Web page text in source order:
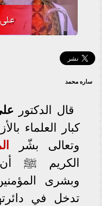
ساره محمد
قال الدكتور
كبار العلماء
وتعالى بشّر
الكريم ﷺ أن
وبشرى
تدخل في